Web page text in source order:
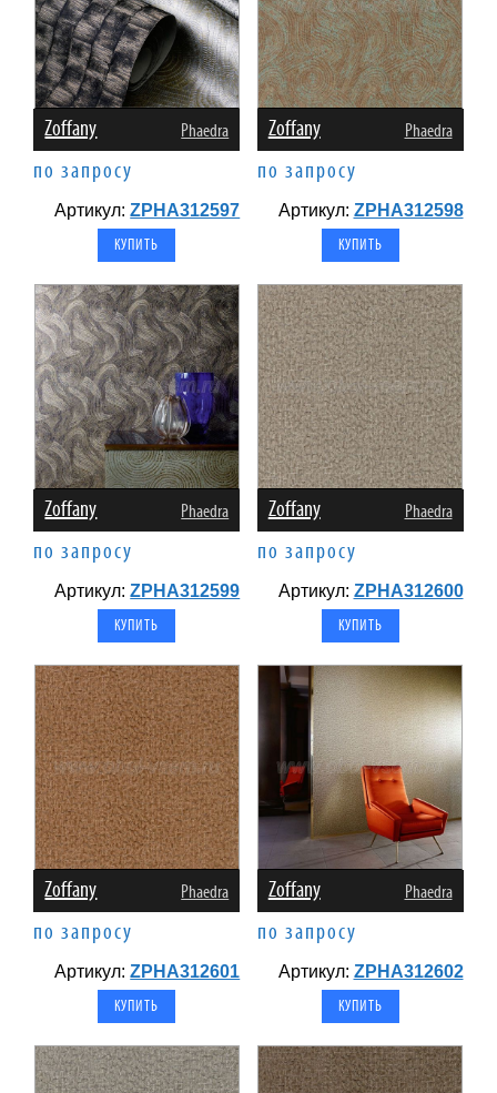
Zoffany Phaedra
по запросу
Артикул:ZPHA312597
Zoffany Phaedra
по запросу
Артикул: ZPHA312598
Zoffany Phaedra
по запросу
Артикул:ZPHA312599
Zoffany Phaedra
по запросу
Артикул: ZPHA312600
Zoffany Phaedra
по запросу
Артикул:ZPHA312601
Zoffany Phaedra
по запросу
Артикул: ZPHA312602